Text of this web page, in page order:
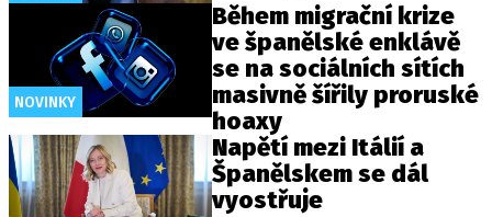
NOVINKY
Během migrační krize
ve španělské enklávě
se na sociálních sítích
masivně šířily proruské
hoaxy
Napětí mezi Itálií a
Španělskem se dál
vyostřuje